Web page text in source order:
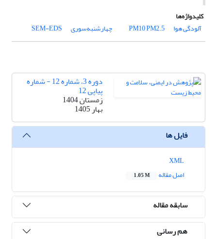
کلیدواژه‌ها
آلودگی هوا
PM10PM2.5 چهارشنبه‌سوری SEM-EDS
دوره 3، شماره 12 - شماره
پیاپی 12
زمستان 1404
بهار 1405
فایل ها
اصل مقاله
1.05 M
سابقه مقاله
هم رسانی